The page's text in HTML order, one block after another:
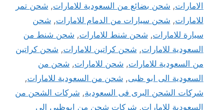
الامارات, شحن بضائع من السعودية للامارات, شحن تمر
للامارات, شحن سيارات من الدمام للامارات, شحن
سيارة للامارات, شحن شنط للامارات, شحن شنط من
السعودية للامارات, شحن كراتين للامارات, شحن كراتين
من السعودية للامارات, شحن للامارات, شحن من
السعودية الى ابو ظبى, شحن من السعودية للامارات,
شركات الشحن البرى فى السعودية, شركات الشحن من
السعودية للامارات, شركات شحن من ابوظبي إلى